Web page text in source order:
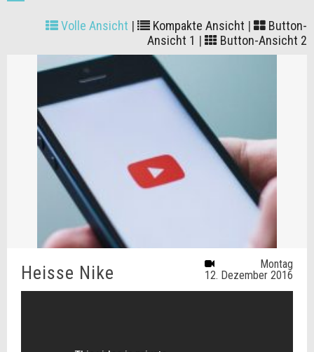
Volle Ansicht | Kompakte Ansicht |
Button-
Ansicht 1 | Button-Ansicht 2
Montag
12. Dezember 2016
Heisse Nike